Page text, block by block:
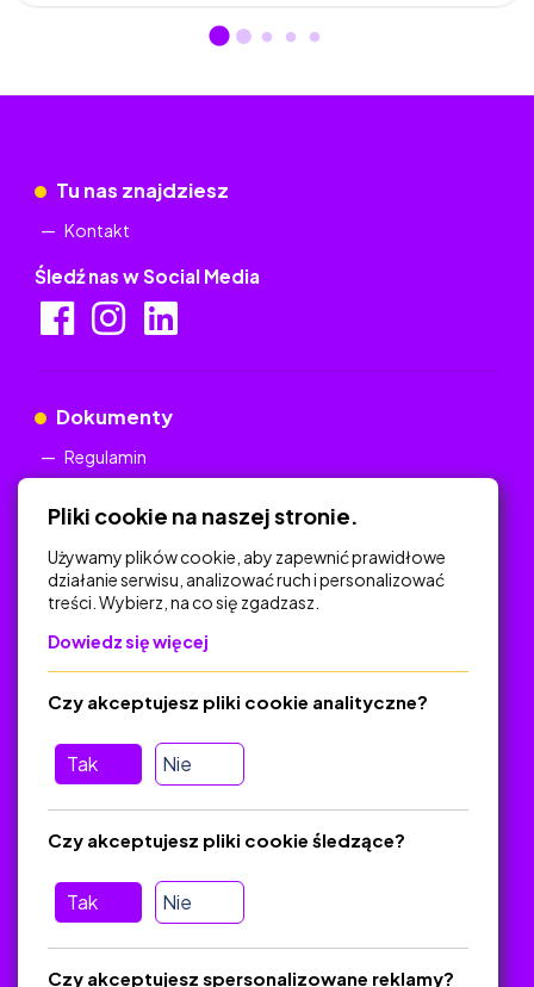
Tu nas znajdziesz
Kontakt
Śledź nas w Social Media
Dokumenty
Regulamin
Na skróty
Polityka Prywatności
O platformie
Baza materiałów dydaktycznych
Jak zostać autorem
Pliki cookie na naszej stronie.
Używamy plików cookie, aby zapewnić prawidłowe
działanie serwisu, analizować ruch i personalizować
treści. Wybierz, na co się zgadzasz.
Dowiedz się więcej
Tak Nie
Czy akceptujesz pliki cookie analityczne?
Tak Nie
Czy akceptujesz pliki cookie śledzące?
Czy akceptujesz spersonalizowane reklamy?